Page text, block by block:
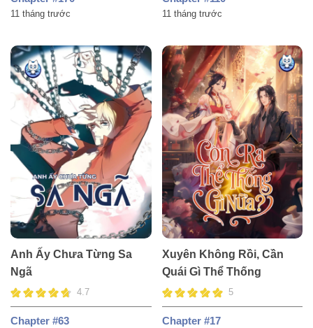
11 tháng trước 11 tháng trước
Anh Ấy Chưa Từng Sa
Ngã
4.7
Chapter #63
Xuyên Không Rồi, Cần
Quái Gì Thể Thống
5
Chapter #17